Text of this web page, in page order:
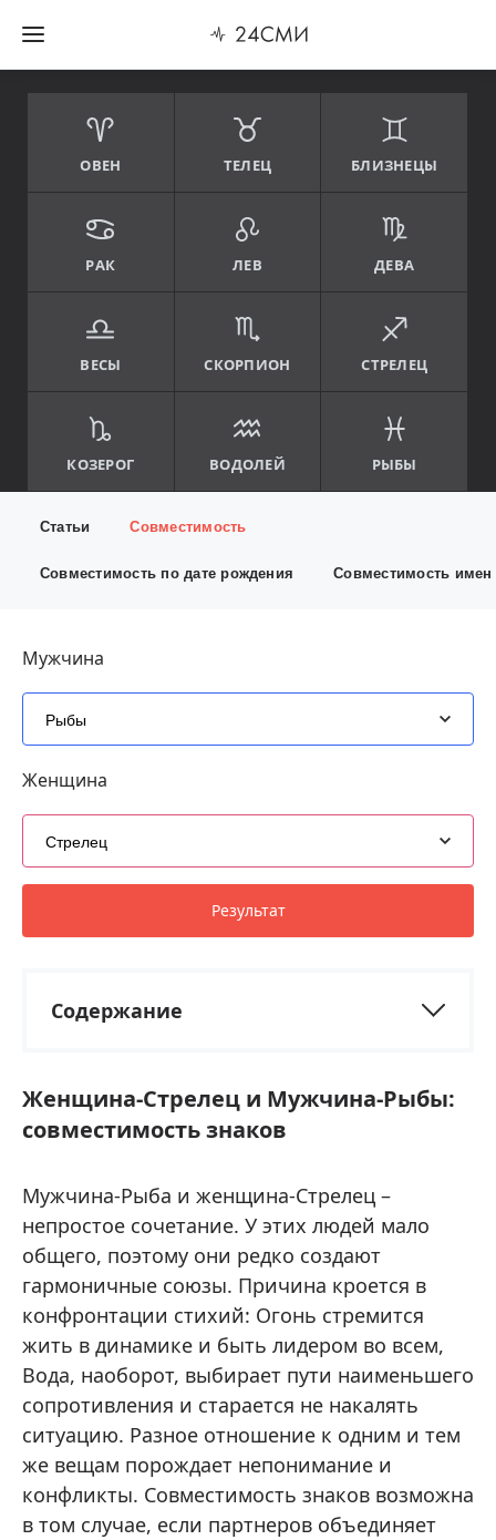
ОВЕН ТЕЛЕЦ БЛИЗНЕЦЫ
РАК ЛЕВ ДЕВА
ВЕСЫ СКОРПИОН СТРЕЛЕЦ
КОЗЕРОГ ВОДОЛЕЙ РЫБЫ
Статьи Совместимость
Совместимость по дате рождения Совместимость имен
Мужчина
Рыбы
Женщина
Стрелец
Содержание
Женщина-Стрелец и Мужчина-Рыбы:
совместимость знаков
Мужчина-Рыба и женщина-Стрелец –
непростое сочетание. У этих людей мало
общего, поэтому они редко создают
гармоничные союзы. Причина кроется в
конфронтации стихий: Огонь стремится
жить в динамике и быть лидером во всем,
Вода, наоборот, выбирает пути наименьшего
сопротивления и старается не накалять
ситуацию. Разное отношение к одним и тем
же вещам порождает непонимание и
конфликты. Совместимость знаков возможна
в том случае, если партнеров объединяет